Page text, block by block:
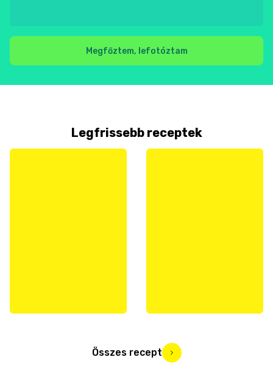
Megfőztem, lefotóztam
Legfrissebb receptek
Összes recept